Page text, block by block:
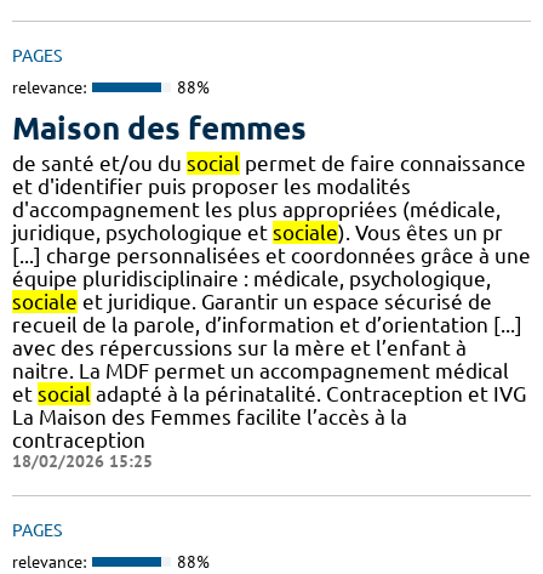
PAGES
relevance: 88%
Maison des femmes
de santé et/ou du social permet de faire connaissance
et d'identifier puis proposer les modalités
d'accompagnement les plus appropriées (médicale,
juridique, psychologique et sociale). Vous êtes un pr
[...] charge personnalisées et coordonnées grâce à une
équipe pluridisciplinaire : médicale, psychologique,
sociale et juridique. Garantir un espace sécurisé de
recueil de la parole, d’information et d’orientation [...]
avec des répercussions sur la mère et l’enfant à
naitre. La MDF permet un accompagnement médical
et social adapté à la périnatalité. Contraception et IVG
La Maison des Femmes facilite l’accès à la
contraception
18/02/2026 15:25
PAGES
relevance: 88%